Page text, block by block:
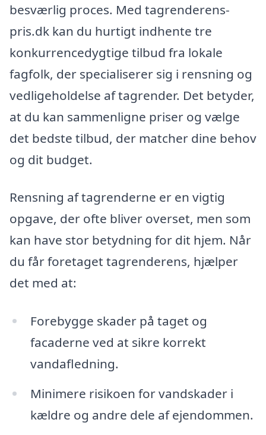
besværlig proces. Med tagrenderens-
pris.dk kan du hurtigt indhente tre
konkurrencedygtige tilbud fra lokale
fagfolk, der specialiserer sig i rensning og
vedligeholdelse af tagrender. Det betyder,
at du kan sammenligne priser og vælge
det bedste tilbud, der matcher dine behov
og dit budget.
Rensning af tagrenderne er en vigtig
opgave, der ofte bliver overset, men som
kan have stor betydning for dit hjem. Når
du får foretaget tagrenderens, hjælper
det med at:
Forebygge skader på taget og
facaderne ved at sikre korrekt
vandafledning.
Minimere risikoen for vandskader i
kældre og andre dele af ejendommen.